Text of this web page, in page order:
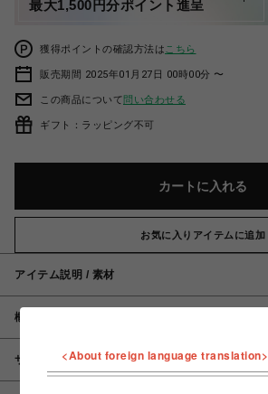
最大1,500円分ポイント進呈
獲得ポイントの確認方法は こちら
販売期間 2025年01月27日 00時00分 〜
この商品について問い合わせる
ギフト：ラッピング不可
カートに入れる
お気に入りアイテムに追加
アイテム説明 / 素材
概要
サイズ <About foreign language translation>